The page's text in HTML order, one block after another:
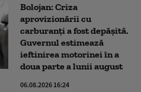
Bolojan: Criza
aprovizionării cu
carburanți a fost depășită.
Guvernul estimează
ieftinirea motorinei în a
doua parte a lunii august
06.08.2026 16:24